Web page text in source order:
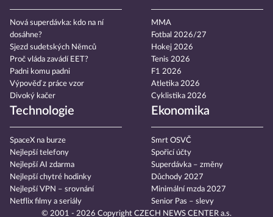
Nová superdávka: kdo na ní
dosáhne?
Sjezd sudetských Němců
Proč vláda zavádí EET?
Padni komu padni
Výpověď z práce vzor
Divoký kačer
MMA
Fotbal 2026/27
Hokej 2026
Tenis 2026
F1 2026
Atletika 2026
Cyklistika 2026
Technologie
SpaceX na burze
Nejlepší telefony
Nejlepší AI zdarma
Nejlepší chytré hodinky
Nejlepší VPN – srovnání
Netflix filmy a seriály
Ekonomika
Smrt OSVČ
Spořicí účty
Superdávka – změny
Důchody 2027
Minimální mzda 2027
Senior Pas – slevy
© 2001 - 2026 Copyright CZECH NEWS CENTER a.s.